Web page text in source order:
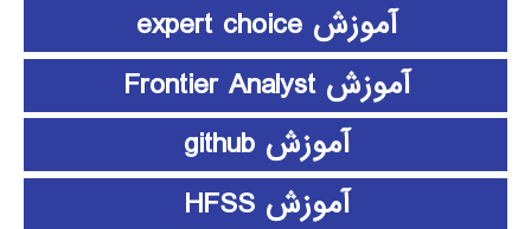
آموزش expert choice
آموزش Frontier Analyst
آموزش github
آموزش HFSS